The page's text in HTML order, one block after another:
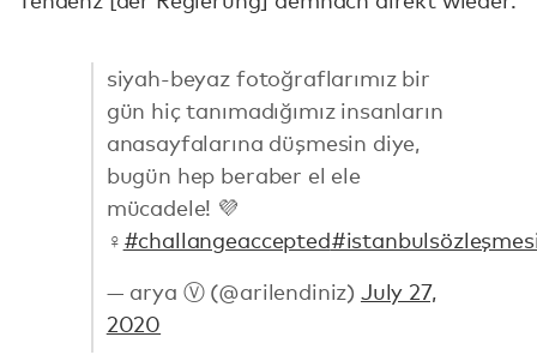
siyah-beyaz fotoğraflarımız bir
gün hiç tanımadığımız insanların
anasayfalarına düşmesin diye,
bugün hep beraber el ele
mücadele! 💜
♀ #challangeaccepted
— arya Ⓥ (@arilendiniz) July 27,
2020